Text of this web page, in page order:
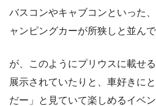
バスコンやキャブコンといった
ャンピングカーが所狭しと並んで
が、このようにプリウスに載せ
展示されていたりと、車好きに
だー」と見ていて楽しめるイベン